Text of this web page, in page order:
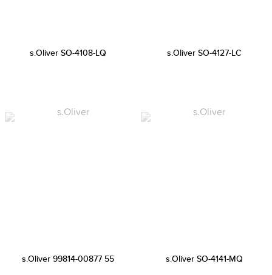
s.Oliver SO-4108-LQ s.Oliver SO-4127-LC
s.Oliver 99814-00877 55 s.Oliver SO-4141-MQ